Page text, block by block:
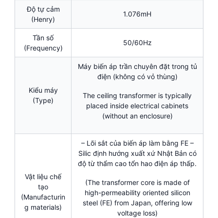
Độ tự cảm
(Henry)
1.076mH
Tần số
(Frequency)
50/60Hz
Kiểu máy
(Type)
Máy biến áp trần chuyên đặt trong tủ
điện (không có vỏ thùng)
The ceiling transformer is typically
placed inside electrical cabinets
(without an enclosure)
Vật liệu chế
tạo
(Manufacturin
g materials)
– Lõi sắt của biến áp làm bằng FE –
Silic định hướng xuất xứ Nhật Bản có
độ từ thẩm cao tổn hao điện áp thấp.
(The transformer core is made of
high-permeability oriented silicon
steel (FE) from Japan, offering low
voltage loss)